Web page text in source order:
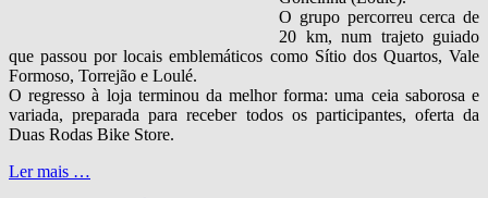
O grupo percorreu cerca de
20 km, num trajeto guiado
que passou por locais emblemáticos como Sítio dos Quartos, Vale
Formoso, Torrejão e Loulé.
O regresso à loja terminou da melhor forma: uma ceia saborosa e
variada, preparada para receber todos os participantes, oferta da
Duas Rodas Bike Store.
Ler mais …